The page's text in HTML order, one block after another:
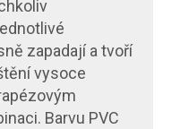
zapadají a tvoří
vysoce
Barvu PVC